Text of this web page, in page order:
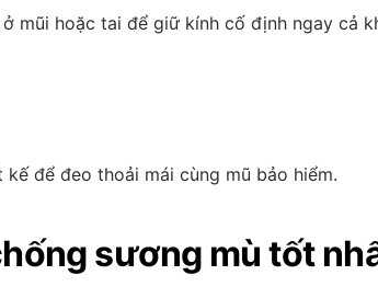
mũi hoặc tai để giữ kính cố định ngay cả
để đeo thoải mái cùng mũ bảo hiểm.
sương mù tốt